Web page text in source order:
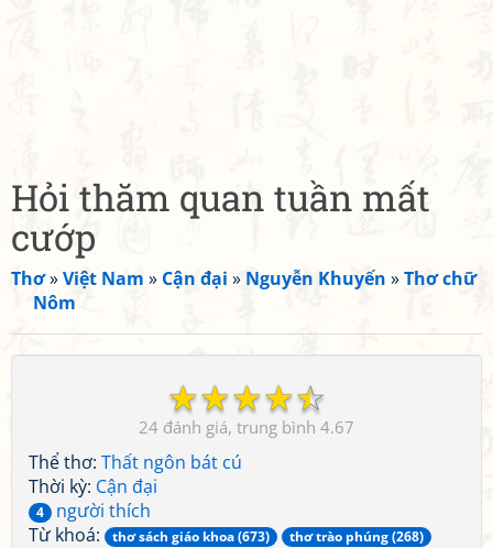
Hỏi thăm quan tuần mất
cướp
Thơ»Việt Nam » Cận đại » Nguyễn Khuyến »Thơ chữ
Nôm
☆
☆
☆
☆
☆
24 4.67
Thể thơ: Thất ngôn bát cú
Thời kỳ: Cận đại
4
người thích
Từ khoá:
thơ sách giáo khoa (673)
thơ trào phúng (268)